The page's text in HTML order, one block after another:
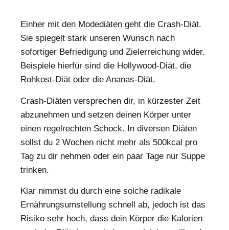
Einher mit den Modediäten geht die Crash-Diät.
Sie spiegelt stark unseren Wunsch nach
sofortiger Befriedigung und Zielerreichung wider.
Beispiele hierfür sind die Hollywood-Diät, die
Rohkost-Diät oder die Ananas-Diät.
Crash-Diäten versprechen dir, in kürzester Zeit
abzunehmen und setzen deinen Körper unter
einen regelrechten Schock. In diversen Diäten
sollst du 2 Wochen nicht mehr als 500kcal pro
Tag zu dir nehmen oder ein paar Tage nur Suppe
trinken.
Klar nimmst du durch eine solche radikale
Ernährungsumstellung schnell ab, jedoch ist das
Risiko sehr hoch, dass dein Körper die Kalorien